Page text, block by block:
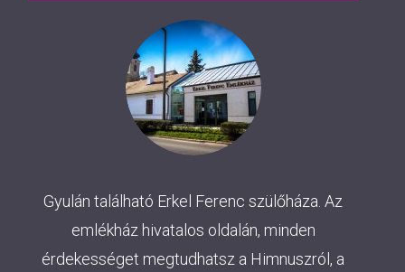
Gyulán található Erkel Ferenc szülőháza. Az
emlékház hivatalos oldalán, minden
érdekességet megtudhatsz a Himnuszról, a